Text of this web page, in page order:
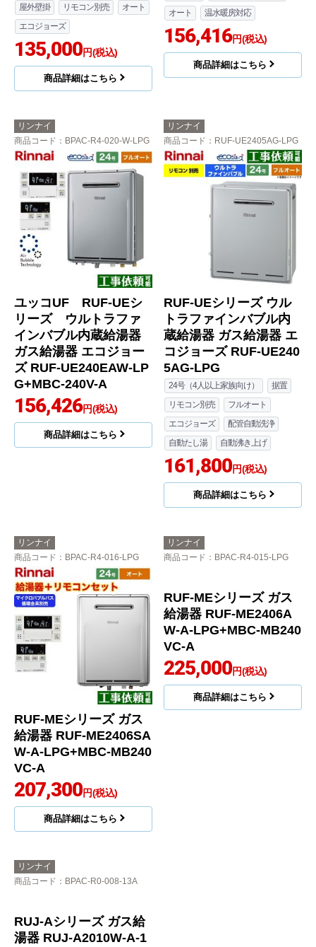
屋外壁掛
リモコン別売
オート
エコジョーズ
135,000円(税込)
商品詳細はこちら
オート
温水暖房対応
156,416円(税込)
商品詳細はこちら
リンナイ
商品コード ：BPAC-R4-020-W-LPG
ユッコUF RUF-UEシ
リーズ ウルトラファ
インバブル内蔵給湯器
ガス給湯器 エコジョー
ズ RUF-UE240EAW-LP
G+MBC-240V-A
156,426円(税込)
商品詳細はこちら
リンナイ
商品コード ：RUF-UE2405AG-LPG
RUF-UEシリーズ ウル
トラファインバブル内
蔵給湯器 ガス給湯器 エ
コジョーズ RUF-UE240
5AG-LPG
24号（4人以上家族向け）
据置
リモコン別売
フルオート
エコジョーズ
配管自動洗浄
自動たし湯
自動沸き上げ
161,800円(税込)
商品詳細はこちら
リンナイ
商品コード ：BPAC-R4-016-LPG
RUF-MEシリーズ ガス
給湯器 RUF-ME2406SA
W-A-LPG+MBC-MB240
VC-A
207,300円(税込)
商品詳細はこちら
リンナイ
商品コード ：BPAC-R4-015-LPG
リンナイ
商品コード ：BPAC-R0-008-13A